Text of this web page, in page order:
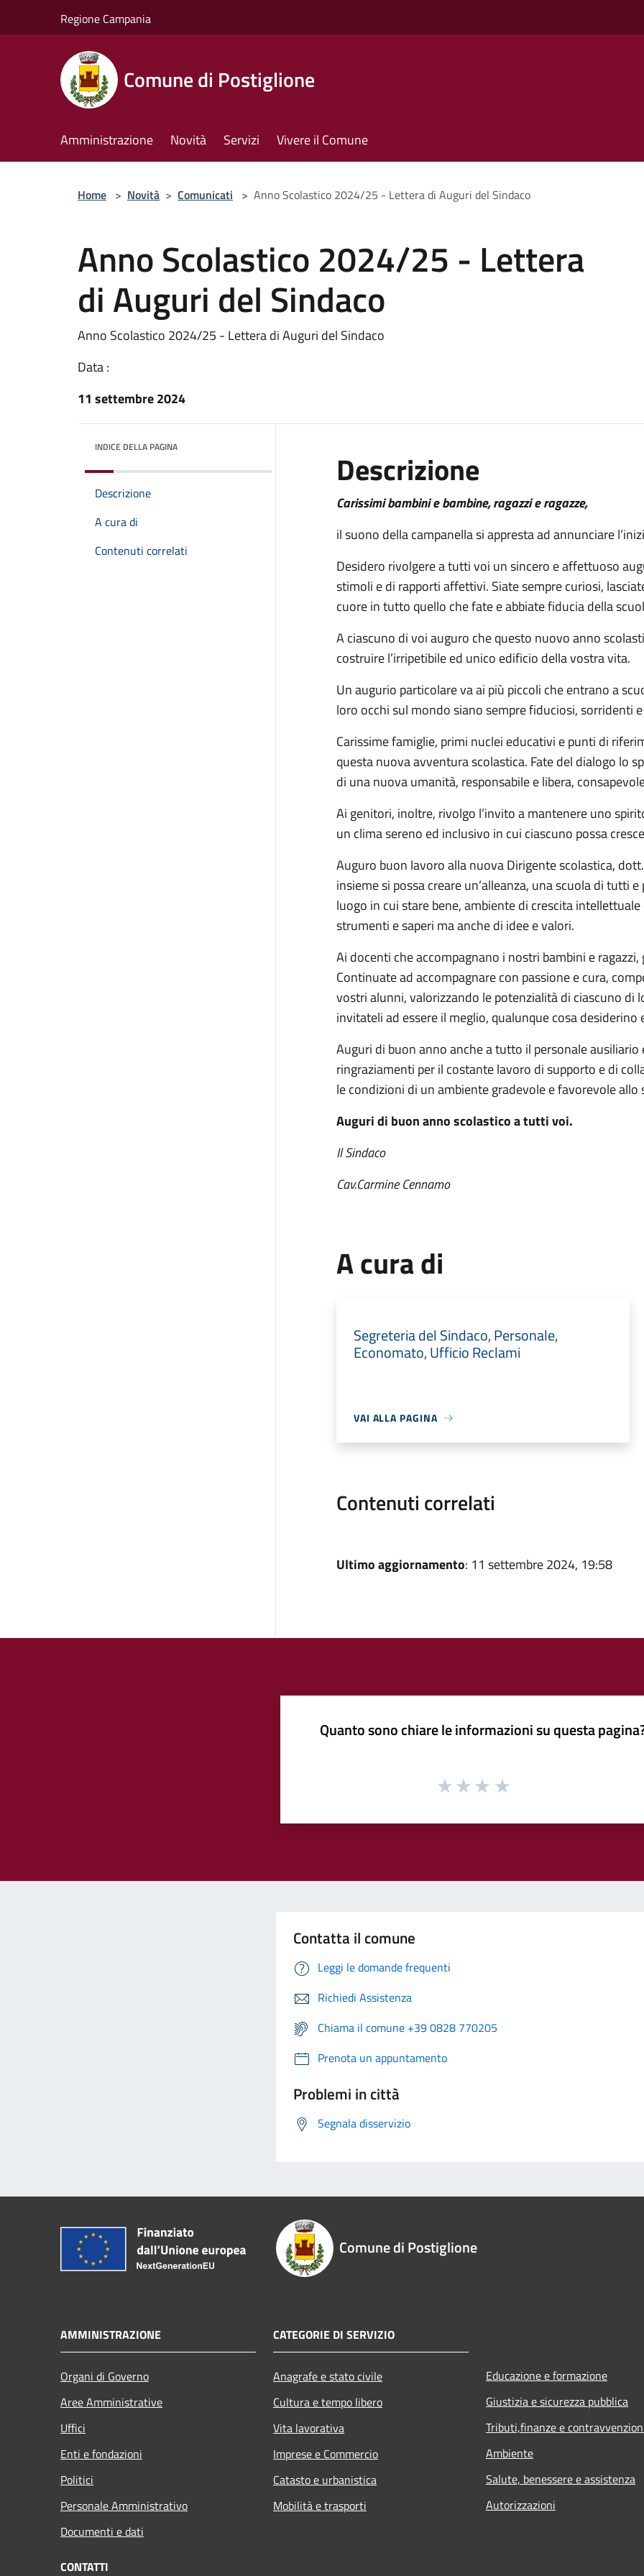
Regione Campania
Comune di Postiglione
Amministrazione Novità Servizi Vivere il Comune
Home > Novità > Comunicati > Anno Scolastico 2024/25 - Lettera di Auguri del Sindaco
Anno Scolastico 2024/25 - Lettera
di Auguri del Sindaco
Anno Scolastico 2024/25 - Lettera di Auguri del Sindaco
Data :
11 settembre 2024
INDICE DELLA PAGINA
Descrizione
A cura di
Contenuti correlati
Descrizione
Carissimi bambini e bambine, ragazzi e ragazze,
il suono della campanella si appresta ad annunciare
Desidero rivolgere a tutti voi un sincero e affettuoso
stimoli e di rapporti affettivi. Siate sempre curiosi,
cuore in tutto quello che fate e abbiate fiducia della
A ciascuno di voi auguro che questo nuovo anno
costruire l’irripetibile ed unico edificio della vostra vita.
Un augurio particolare va ai più piccoli che entrano a
loro occhi sul mondo siano sempre fiduciosi, sorridenti
Carissime famiglie, primi nuclei educativi e punti di
questa nuova avventura scolastica. Fate del dialogo lo
di una nuova umanità, responsabile e libera,
Ai genitori, inoltre, rivolgo l’invito a mantenere uno
un clima sereno ed inclusivo in cui ciascuno possa
Auguro buon lavoro alla nuova Dirigente scolastica,
insieme si possa creare un’alleanza, una scuola di tutti
luogo in cui stare bene, ambiente di crescita
strumenti e saperi ma anche di idee e valori.
Ai docenti che accompagnano i nostri bambini e
Continuate ad accompagnare con passione e cura,
vostri alunni, valorizzando le potenzialità di ciascuno di
invitateli ad essere il meglio, qualunque cosa desiderino
Auguri di buon anno anche a tutto il personale
ringraziamenti per il costante lavoro di supporto e di
le condizioni di un ambiente gradevole e favorevole allo
Auguri di buon anno scolastico a tutti voi.
Il Sindaco
Cav.Carmine Cennamo
A cura di
Segreteria del Sindaco, Personale,
Economato, Ufficio Reclami
VAI ALLA PAGINA
Contenuti correlati
Ultimo aggiornamento: 11 settembre 2024, 19:58
Quanto sono chiare le informazioni su questa
Contatta il comune
Leggi le domande frequenti
Richiedi Assistenza
Chiama il comune +39 0828 770205
Prenota un appuntamento
Problemi in città
Segnala disservizio
Comune di Postiglione
AMMINISTRAZIONE
Organi di Governo
Aree Amministrative
Uffici
Enti e fondazioni
Politici
Personale Amministrativo
Documenti e dati
CATEGORIE DI SERVIZIO
Anagrafe e stato civile
Cultura e tempo libero
Vita lavorativa
Imprese e Commercio
Catasto e urbanistica
Mobilità e trasporti
Educazione e formazione
Giustizia e sicurezza pubblica
Tributi,finanze e
Ambiente
Salute, benessere e assistenza
Autorizzazioni
CONTATTI